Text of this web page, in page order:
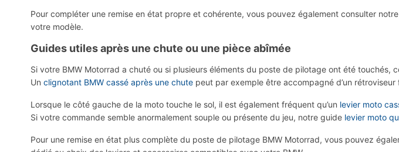
Pour compléter une remise en état propre et cohérente, vous pouvez également consulter
votre modèle.
Guides utiles après une chute ou une pièce abîmée
Si votre BMW Motorrad a chuté ou si plusieurs éléments du poste de pilotage ont été
Un clignotant BMW cassé après une chute peut par exemple être accompagné d’un
Lorsque le côté gauche de la moto touche le sol, il est également fréquent qu’un levier moto
Si votre commande semble anormalement souple ou présente du jeu, notre guide levier moto
Pour une remise en état plus complète du poste de pilotage BMW Motorrad, vous pouvez